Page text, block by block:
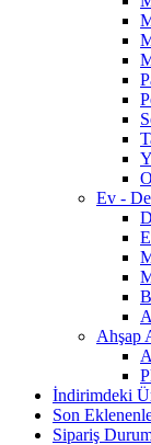
Ev -
Ahşap
İndirimdeki
Son
Sipariş